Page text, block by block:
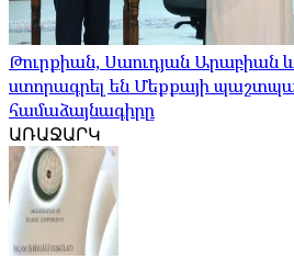
Թուրքիան, Սաուդյան Արաբիան
ստորագրել են Մեքքայի
համաձայնագիրը
ԱՌԱՋԱՐԿ